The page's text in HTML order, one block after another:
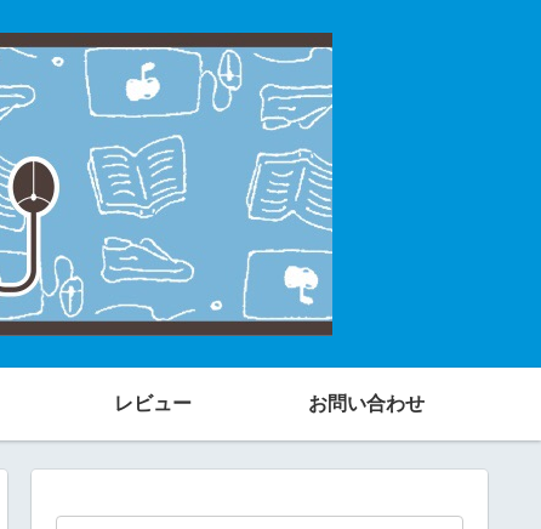
レビュー お問い合わせ